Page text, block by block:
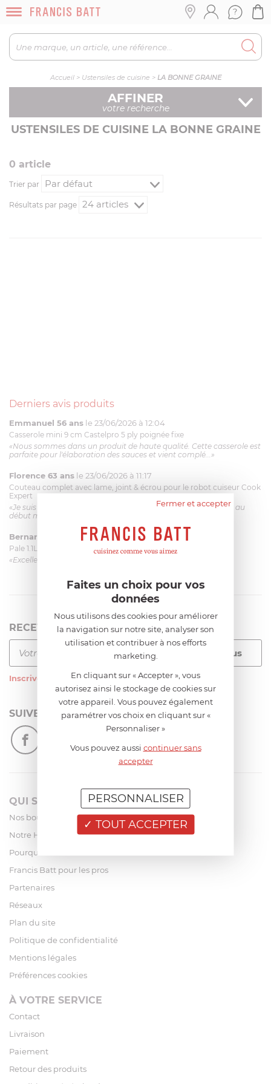
Accueil> Ustensiles de cuisine > LA BONNE GRAINE
AFFINER
votre recherche
USTENSILES DE CUISINE LA BONNE GRAINE
0 article
Trier par
Résultats par page
Derniers avis produits
Emmanuel 56 ans le 23/06/2026 à 12:04
Casserole mini 9 cm Castelpro 5 ply poignée fixe
«Nous sommes dans un produit de haute qualité. Cette casserole est
parfaite pour l'élaboration des sauces et vient complé...»
Florence 63 ans le 23/06/2026 à 11:17
Couteau complet avec lame, joint & écrou pour le robot cuiseur Cook
Expert
«Je suis satisfaite du couteau Magimix. L'écrou est un peu dur au
début mais ça le fait. La livraison a été très rapide. ...»
Bernard le 23/06/2026 à 09:43
Pale 1.1L pour Glacier Magimix 11031/121/123/124
«Excellent: produit et livraison»
RECEVEZ LA NEWSLETTER
Inscrivez-vous à notre newsletter
SUIVEZ-NOUS
QUI SOMMES-NOUS?
Nos boutiques
Notre Histoire
Pourquoi acheter chez Francis Batt ?
Francis Batt pour les pros
Partenaires
Réseaux
Plan du site
Politique de confidentialité
Mentions légales
Préférences cookies
À VOTRE SERVICE
Contact
Livraison
Paiement
Retour des produits
Fermer et accepter
Faites un choix pour vos
données
Nous utilisons des cookies pour améliorer
la navigation sur notre site, analyser son
utilisation et contribuer à nos efforts
marketing.
En cliquant sur « Accepter », vous
autorisez ainsi le stockage de cookies sur
votre appareil. Vous pouvez également
paramétrer vos choix en cliquant sur «
Personnaliser »
Vous pouvez aussi continuer sans
accepter
TOUT ACCEPTER
PERSONNALISER